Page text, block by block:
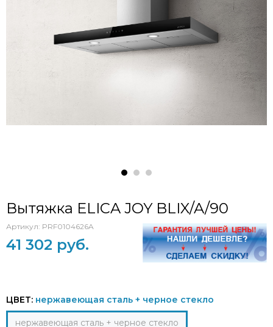
Вытяжка ELICA JOY BLIX/A/90
Артикул: PRF0104626A
41 302 руб.
ЦВЕТ: нержавеющая сталь + черное стекло
нержавеющая сталь + черное стекло